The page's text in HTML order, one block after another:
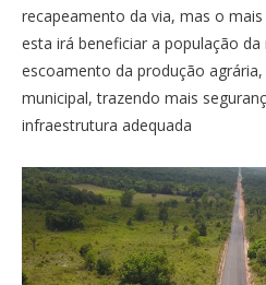
recapeamento da via, mas o
esta irá beneficiar a população
escoamento da produção
municipal, trazendo mais
infraestrutura adequada